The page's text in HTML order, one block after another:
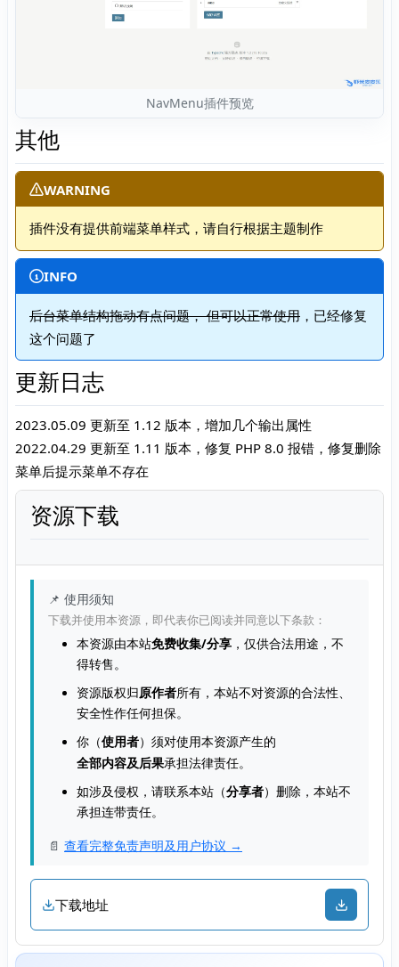
NavMenu插件预览
其他
WARNING
插件没有提供前端菜单样式，请自行根据主题制作
INFO
后台菜单结构拖动有点问题， 但可以正常使用 ，已经修复
这个问题了
更新日志
2023.05.09 更新至 1.12 版本，增加几个输出属性
2022.04.29 更新至 1.11 版本，修复 PHP 8.0 报错，修复删除
菜单后提示菜单不存在
资源下载
📌 使用须知
下载并使用本资源，即代表你已阅读并同意以下条款：
本资源由本站免费收集/分享 ，仅供合法用途，不
得转售。
资源版权归原作者所有，本站不对资源的合法性、
安全性作任何担保。
你（使用者）须对使用本资源产生的
全部内容及后果承担法律责任。
如涉及侵权，请联系本站（分享者）删除，本站不
承担连带责任。
📄 查看完整免责声明及用户协议 →
下载地址